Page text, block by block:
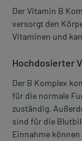
Der Vitamin B
versorgt den
Vitaminen und
Hochdosierter
Der B Komplex
für die normale
zuständig.
sind für die
Einnahme